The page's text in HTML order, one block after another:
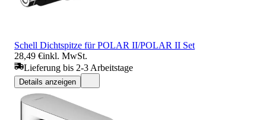
Schell Dichtspitze für POLAR II/POLAR II Set
28,49 €inkl. MwSt.
Lieferung bis 2-3 Arbeitstage
Details anzeigen